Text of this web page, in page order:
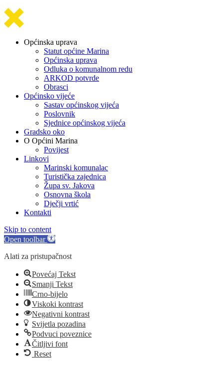
Općinska uprava
Statut općine Marina
Općinska uprava
Odluka o komunalnom redu
ARKOD potvrde
Obrasci
Općinsko vijeće
Sastav općinskog vijeća
Poslovnik
Sjednice općinskog vijeća
Gradsko oko
O Općini Marina
Povijest
Linkovi
Marinski komunalac
Turistička zajednica
Župa sv. Jakova
Osnovna škola
Dječji vrtić
Kontakti
Skip to content
Open toolbar
Alati za pristupačnost
Povećaj Tekst
Smanji Tekst
Crno-bijelo
Viskoki kontrast
Negativni kontrast
Svijetla pozadina
Podvuci poveznice
Čitljivi font
Reset